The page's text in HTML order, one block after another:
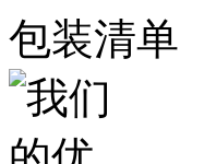
包装清单